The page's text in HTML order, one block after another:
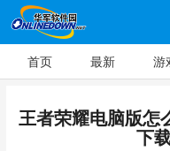
首页 最新 游
王者荣耀电脑版怎
下